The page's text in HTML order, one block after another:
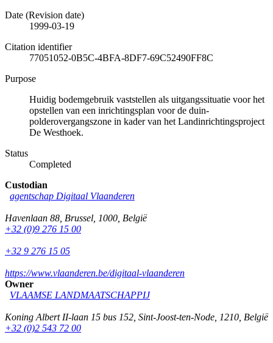
Date (Revision date)
1999-03-19
Citation identifier
77051052-0B5C-4BFA-8DF7-69C52490FF8C
Purpose
Huidig bodemgebruik vaststellen als uitgangssituatie voor het
opstellen van een inrichtingsplan voor de duin-
polderovergangszone in kader van het Landinrichtingsproject
De Westhoek.
Status
Completed
Custodian
agentschap Digitaal Vlaanderen
Havenlaan 88 Brussel 1000 België
+32 (0)9 276 15 00
+32 9 276 15 05
https://www.vlaanderen.be/digitaal-vlaanderen
Owner
VLAAMSE LANDMAATSCHAPPIJ
Koning Albert II-laan 15 bus 152 Sint-Joost-ten-Node 1210 België
+32 (0)2 543 72 00